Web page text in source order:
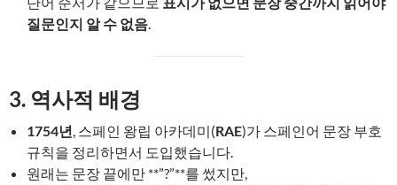
질문인지 알 수 없음.
3. 역사적 배경
1754년, 스페인 왕립 아카데미(RAE)가 스페인어 문장 부호
규칙을 정리하면서 도입했습니다.
원래는 문장 끝에만 **”?”**를 썼지만,